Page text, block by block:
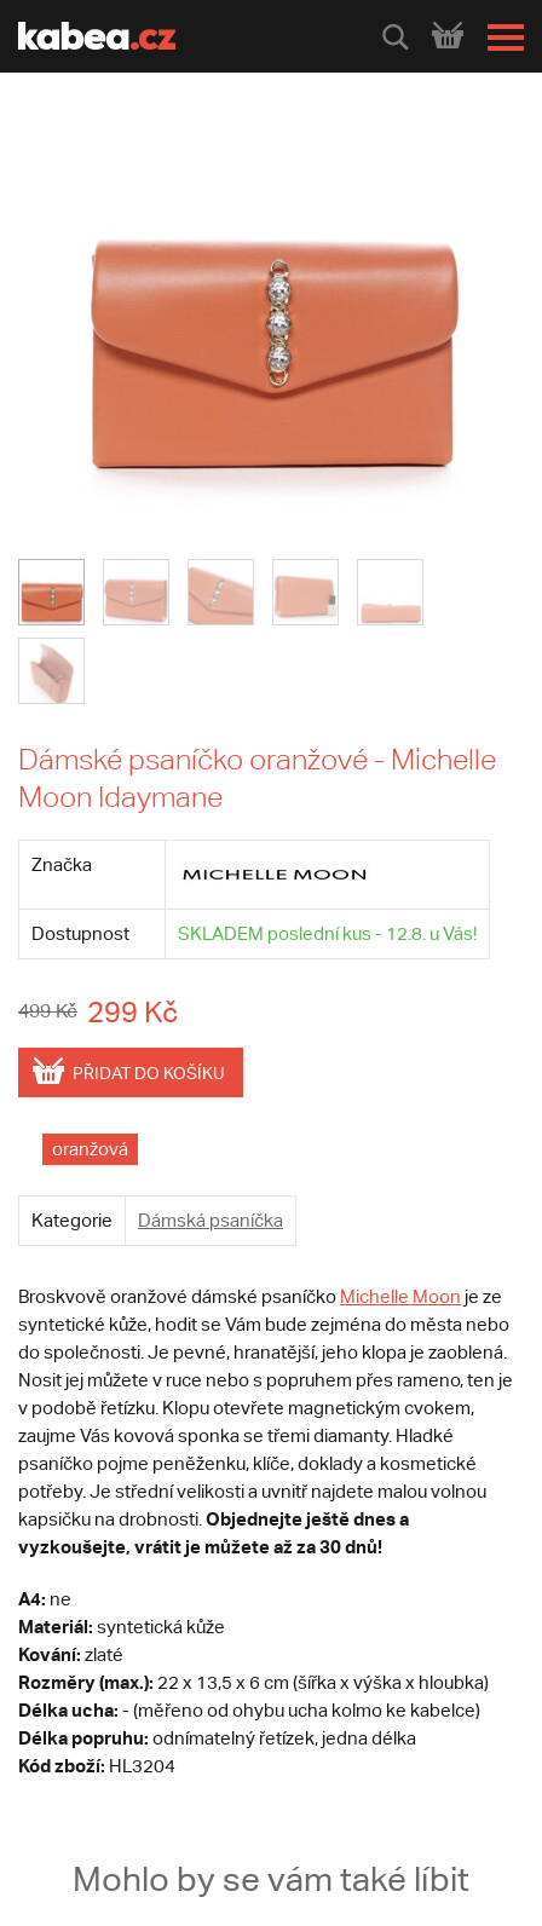
HLEDEJ
Dámské psaníčko oranžové - Michelle
Moon Idaymane
Značka
Dostupnost SKLADEM poslední kus - 12.8. u Vás!
499 Kč 299 Kč
PŘIDAT DO KOŠÍKU
oranžová
Kategorie Dámská psaníčka
Broskvově oranžové dámské psaníčko Michelle Moon je ze
syntetické kůže, hodit se Vám bude zejména do města nebo
do společnosti. Je pevné, hranatější, jeho klopa je zaoblená.
Nosit jej můžete v ruce nebo s popruhem přes rameno, ten je
v podobě řetízku. Klopu otevřete magnetickým cvokem,
zaujme Vás kovová sponka se třemi diamanty. Hladké
psaníčko pojme peněženku, klíče, doklady a kosmetické
potřeby. Je střední velikosti a uvnitř najdete malou volnou
kapsičku na drobnosti. Objednejte ještě dnes a
vyzkoušejte, vrátit je můžete až za 30 dnů!
A4: ne
Materiál: syntetická kůže
Kování: zlaté
Rozměry (max.): 22 x 13,5 x 6 cm (šířka x výška x hloubka)
Délka ucha: - (měřeno od ohybu ucha kolmo ke kabelce)
Délka popruhu: odnímatelný řetízek, jedna délka
Kód zboží: HL3204
Mohlo by se vám také líbit